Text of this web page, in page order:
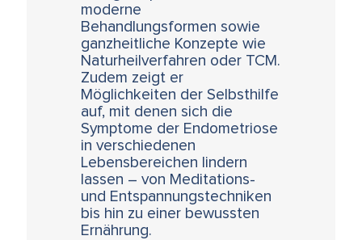
moderne
Behandlungsformen sowie
ganzheitliche Konzepte wie
Naturheilverfahren oder TCM.
Zudem zeigt er
Möglichkeiten der Selbsthilfe
auf, mit denen sich die
Symptome der Endometriose
in verschiedenen
Lebensbereichen lindern
lassen – von Meditations-
und Entspannungstechniken
bis hin zu einer bewussten
Ernährung.